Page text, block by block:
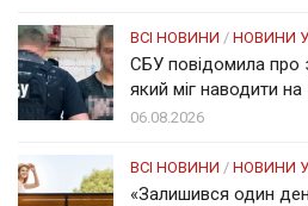
ВСІ НОВИНИ / НОВИНИ
СБУ повідомила про
який міг наводити на
06.08.2026
ВСІ НОВИНИ / НОВИНИ
«Залишився один